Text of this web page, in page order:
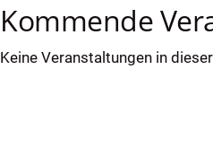
Kommende
Keine Veranstaltungen in